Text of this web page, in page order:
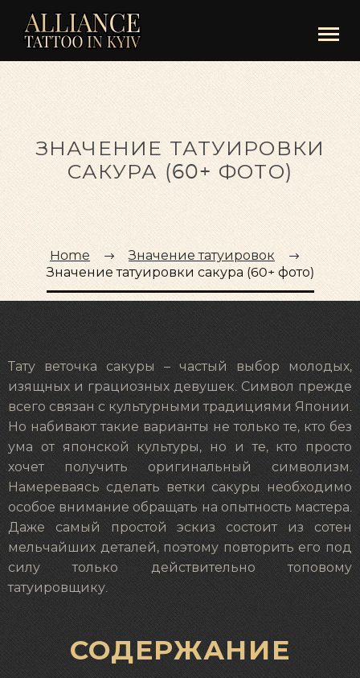
ЗНАЧЕНИЕ ТАТУИРОВКИ
САКУРА (60+ ФОТО)
Home
Значение татуировок
Значение татуировки сакура (60+ фото)
Тату веточка сакуры – частый выбор молодых,
изящных и грациозных девушек. Символ прежде
всего связан с культурными традициями Японии.
Но набивают такие варианты не только те, кто без
ума от японской культуры, но и те, кто просто
хочет получить оригинальный символизм.
Намереваясь сделать ветки сакуры необходимо
особое внимание обращать на опытность мастера.
Даже самый простой эскиз состоит из сотен
мельчайших деталей, поэтому повторить его под
силу только действительно топовому
татуировщику.
СОДЕРЖАНИЕ